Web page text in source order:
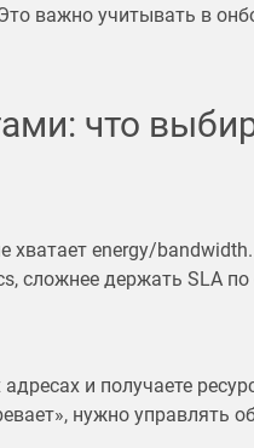
важно учитывать в
что
хватает energy/
сложнее держать SLA
и получаете
нужно управлять